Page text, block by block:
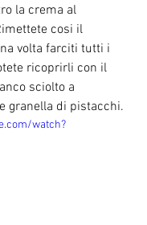
la crema al
cosi il
volta farciti tutti i
ricoprirli con il
sciolto a
granella di pistacchi.
watch?